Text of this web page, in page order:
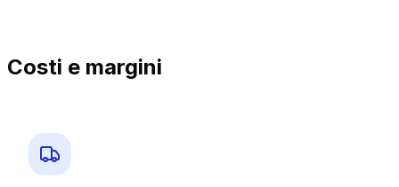
Tableview contro Square
RISORSE
Costi e margini